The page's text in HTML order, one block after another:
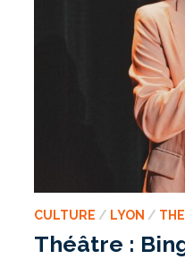
CULTURE / LYON /
Théâtre :